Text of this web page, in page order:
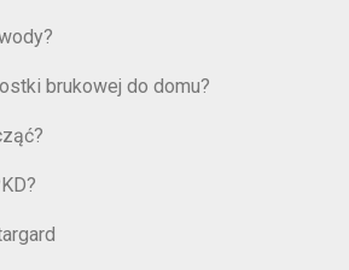
brukowej do domu?